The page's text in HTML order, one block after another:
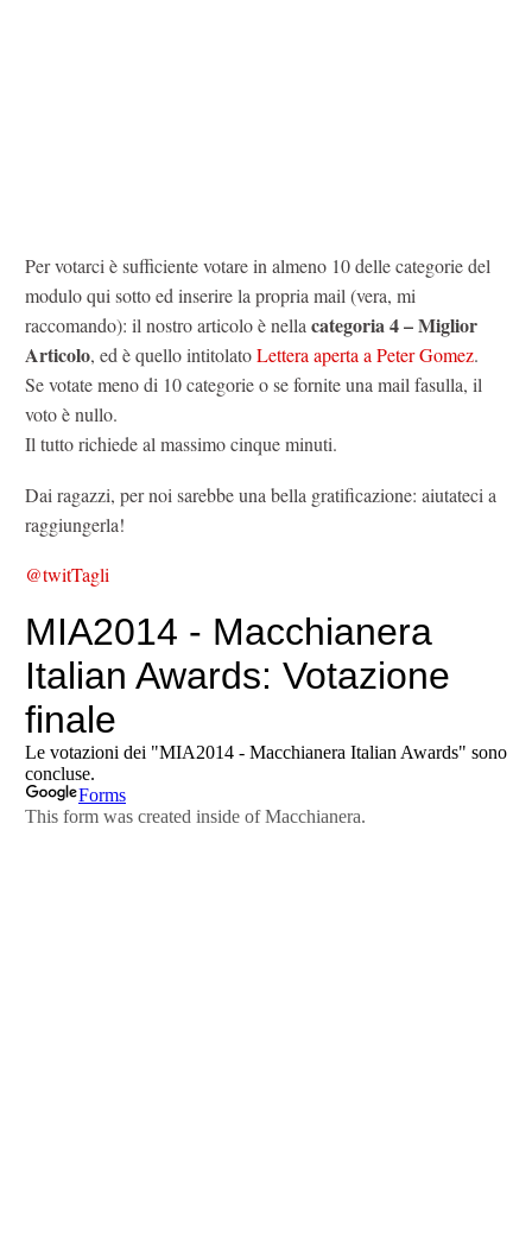
Per votarci è sufficiente votare in almeno 10 delle categorie del
modulo qui sotto ed inserire la propria mail (vera, mi
raccomando): il nostro articolo è nellacategoria 4 – Miglior
Articolo, ed è quello intitolatoLettera aperta a Peter Gomez.
Se votate meno di 10 categorie o se fornite una mail fasulla, il
voto è nullo.
Il tutto richiede al massimo cinque minuti.
Dai ragazzi, per noi sarebbe una bella gratificazione: aiutateci a
raggiungerla!
@twitTagli